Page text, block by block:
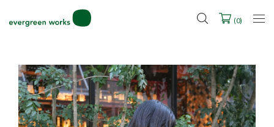
2027年ご入学用ランドセル受注会スケジュール
(0)